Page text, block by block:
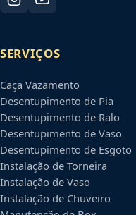
SERVIÇOS
Caça Vazamento
Desentupimento de Pia
Desentupimento de Ralo
Desentupimento de Vaso
Desentupimento de Esgoto
Instalação de Torneira
Instalação de Vaso
Instalação de Chuveiro